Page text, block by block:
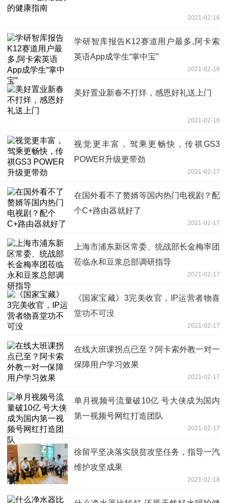
2021-02-16
学研智库报告K12赛道用户最多,阿卡索
英语App成学生“掌中宝”
2021-02-16
美好置业新春不打烊，感恩好礼送上门
2021-02-16
视觉更丰富，驾乘更畅快，传祺GS3
POWER升级更带劲
2021-02-17
在国外看不了赘婿等国内热门电视剧？配
个C+路由器就好了
2021-02-17
上海市浦东新区常委、统战部长金梅率团
莅临永和豆浆总部调研指导
2021-02-17
《国家宝藏》3完美收官，IP运营者物喜
堂功不可没
2021-02-17
在线大班课拐点已至？阿卡索外教一对一
保障用户学习效果
2021-02-17
单月视频号流量破10亿 号大侠成为国内
第一视频号网红打造团队
2021-02-17
徐留平坚决落实脱贫攻坚任务，指导一汽
维护攻坚成果
2021-02-18